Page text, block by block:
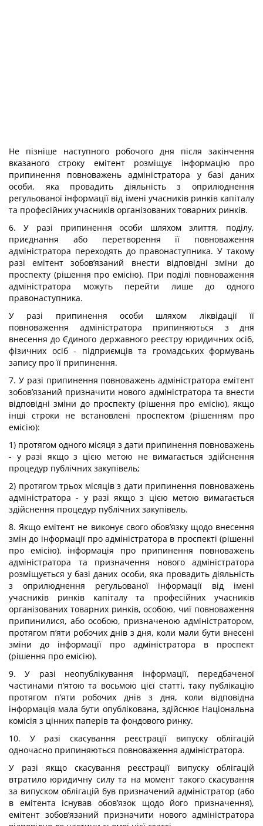
Не пізніше наступного робочого дня після закінчення
вказаного строку емітент розміщує інформацію про
припинення повноважень адміністратора у базі даних
особи, яка провадить діяльність з оприлюднення
регульованої інформації від імені учасників ринків капіталу
та професійних учасників організованих товарних ринків.
6. У разі припинення особи шляхом злиття, поділу,
приєднання або перетворення її повноваження
адміністратора переходять до правонаступника. У такому
разі емітент зобов’язаний внести відповідні зміни до
проспекту (рішення про емісію). При поділі повноваження
адміністратора можуть перейти лише до одного
правонаступника.
У разі припинення особи шляхом ліквідації її
повноваження адміністратора припиняються з дня
внесення до Єдиного державного реєстру юридичних осіб,
фізичних осіб - підприємців та громадських формувань
запису про її припинення.
7. У разі припинення повноважень адміністратора емітент
зобов’язаний призначити нового адміністратора та внести
відповідні зміни до проспекту (рішення про емісію), якщо
інші строки не встановлені проспектом (рішенням про
емісію):
1) протягом одного місяця з дати припинення повноважень
- у разі якщо з цією метою не вимагається здійснення
процедур публічних закупівель;
2) протягом трьох місяців з дати припинення повноважень
адміністратора - у разі якщо з цією метою вимагається
здійснення процедур публічних закупівель.
8. Якщо емітент не виконує свого обов’язку щодо внесення
змін до інформації про адміністратора в проспекті (рішенні
про емісію), інформація про припинення повноважень
адміністратора та призначення нового адміністратора
розміщується у базі даних особи, яка провадить діяльність
з оприлюднення регульованої інформації від імені
учасників ринків капіталу та професійних учасників
організованих товарних ринків, особою, чиї повноваження
припинилися, або особою, призначеною адміністратором,
протягом п’яти робочих днів з дня, коли мали бути внесені
зміни до інформації про адміністратора в проспект
(рішення про емісію).
9. У разі неопублікування інформації, передбаченої
частинами п’ятою та восьмою цієї статті, таку публікацію
протягом п’яти робочих днів з дня, коли відповідна
інформація мала бути опублікована, здійснює Національна
комісія з цінних паперів та фондового ринку.
10. У разі скасування реєстрації випуску облігацій
одночасно припиняються повноваження адміністратора.
У разі якщо скасування реєстрації випуску облігацій
втратило юридичну силу та на момент такого скасування
за випуском облігацій був призначений адміністратор (або
в емітента існував обов’язок щодо його призначення),
емітент зобов’язаний призначити нового адміністратора